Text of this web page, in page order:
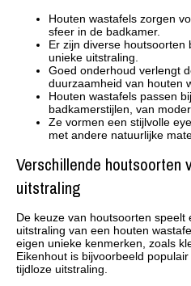
Houten wastafels zorgen
sfeer in de badkamer.
Er zijn diverse houtsoorten
unieke uitstraling.
Goed onderhoud verlengt
duurzaamheid van houten
Houten wastafels passen
badkamerstijlen, van
Ze vormen een stijlvolle
met andere natuurlijke
Verschillende houtsoorten
uitstraling
De keuze van houtsoorten speelt
uitstraling van een houten
eigen unieke kenmerken, zoals
Eikenhout is bijvoorbeeld
tijdloze uitstraling.